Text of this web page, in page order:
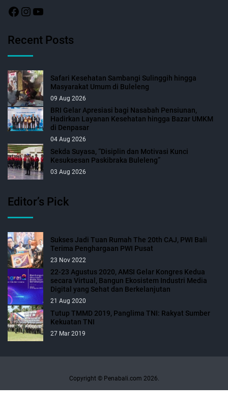
Recent Posts
Safari Kesehatan Sambangi Sulinggih hingga
Masyarakat Umum di Buleleng
09 Aug 2026
BRI Gelar Apresiasi bagi Nasabah Pensiunan,
Hadirkan Layanan Kesehatan hingga Bazar UMKM
di Denpasar
04 Aug 2026
Sekda Suyasa, “Disiplin dan Motivasi Kunci
Kesuksesan Paskibraka Buleleng”
03 Aug 2026
Editor’s Pick
Sukses Jadi Tuan Rumah The 20th CAJ, PWI Bali
Terima Penghargaan PWI Pusat
23 Nov 2022
22-23 Agustus 2020, AMSI Gelar Kongres Kedua
secara Virtual, Bangun Ekosistem Industri Media
Digital yang Sehat dan Berkelanjutan
21 Aug 2020
Tutup TMMD 2019, Panglima TNI: Rakyat Sumber
Kekuatan TNI
27 Mar 2019
Copyright © Penabali.com 2026.